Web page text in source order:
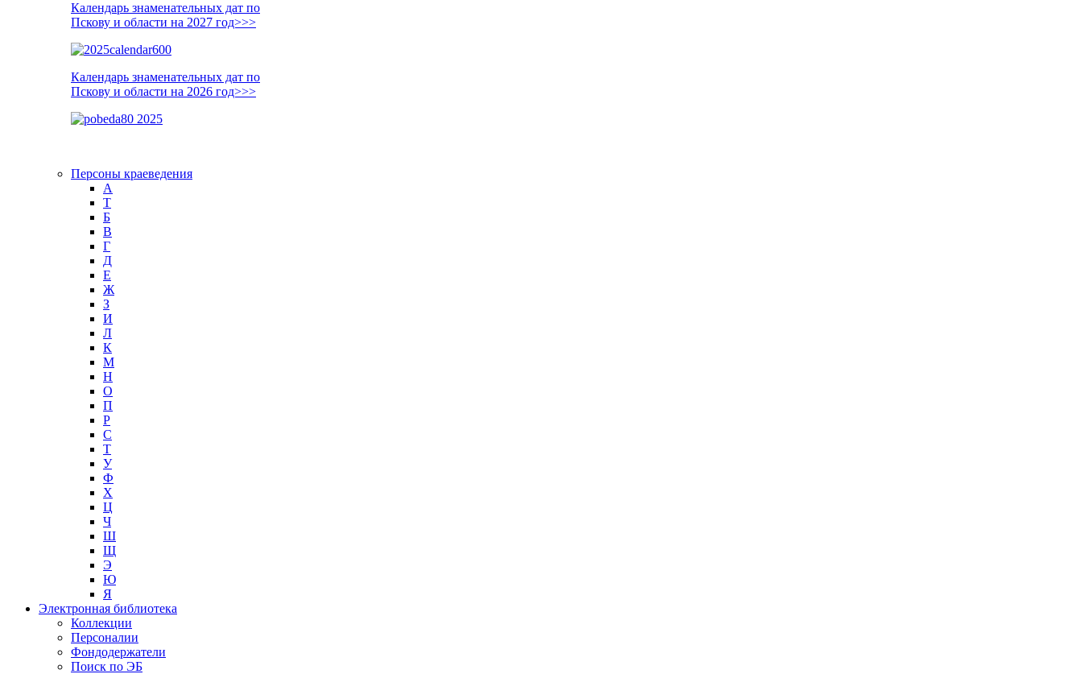
Календарь знаменательных дат по
Пскову и области на 2027 год>>>
Календарь знаменательных дат по
Пскову и области на 2026 год>>>
Персоны краеведения
А
T
Б
В
Г
Д
Е
Ж
З
И
Л
К
М
Н
О
П
Р
С
Т
У
Ф
Х
Ц
Ч
Ш
Щ
Э
Ю
Я
Электронная библиотека
Коллекции
Персоналии
Фондодержатели
Поиск по ЭБ